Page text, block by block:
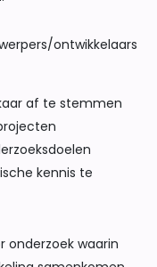
ontwikkelaars
af te stemmen
kennis te
onderzoek waarin